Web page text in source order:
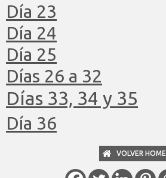
Día 23
Día 24
Día 25
Días 26 a 32
Días 33, 34 y 35
Día 36
VOLVER HOME